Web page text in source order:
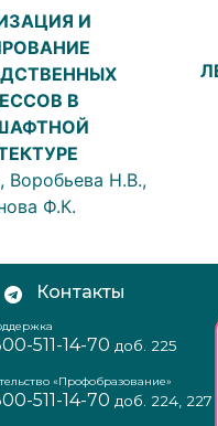
И
В
Воробьева Н.В.,
Ф.К.
Контакты
511-14-70 доб. 225
«Профобразование»
511-14-70 доб. 224, 227